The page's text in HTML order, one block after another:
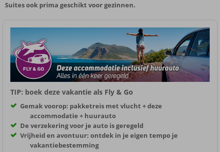
Suites ook prima geschikt voor gezinnen.
TIP: boek deze vakantie als Fly & Go
Gemak voorop: pakketreis met vlucht + deze
accommodatie + huurauto
De verzekering voor je auto is geregeld
Vrijheid en avontuur: ontdek in je eigen tempo je
vakantiebestemming